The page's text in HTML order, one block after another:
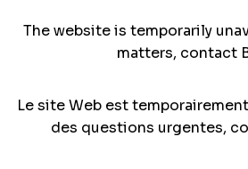
The website is temporarily
matters, contact
Le site Web est
des questions urgentes,